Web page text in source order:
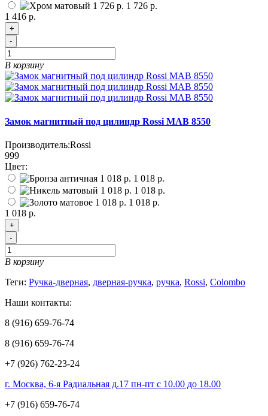
1 726 р.
1 416 р.
+
-
В корзину
Замок магнитный под цилиндр Rossi MAB 8550
Производитель:Rossi
999
Цвет:
1 018 р.
1 018 р.
1 018 р.
1 018 р.
+
-
В корзину
Теги: Ручка-дверная, дверная-ручка, ручка, Rossi, Colombo
Наши контакты:
8 (916) 659-76-74
8 (916) 659-76-74
+7 (926) 762-23-24
г. Москва, 6-я Радиальная д.17 пн-пт с 10.00 до 18.00
+7 (916) 659-76-74